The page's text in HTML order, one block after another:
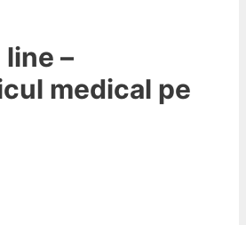
–
medical pe